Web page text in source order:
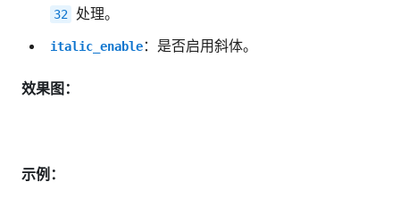
32 处理。
italic_enable：是否启用斜体。
效果图：
示例：